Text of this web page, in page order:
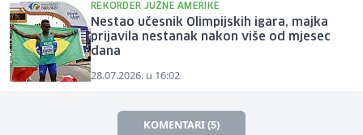
REKORDER JUŽNE AMERIKE
Nestao učesnik Olimpijskih igara, majka
prijavila nestanak nakon više od mjesec
dana
28.07.2026. u 16:02
KOMENTARI (5)